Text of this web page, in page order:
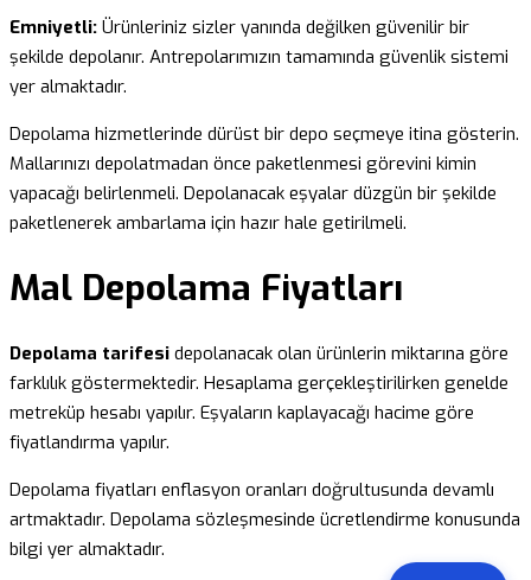
Emniyetli: Ürünleriniz sizler yanında değilken güvenilir bir
şekilde depolanır. Antrepolarımızın tamamında güvenlik sistemi
yer almaktadır.
Depolama hizmetlerinde dürüst bir depo seçmeye itina gösterin.
Mallarınızı depolatmadan önce paketlenmesi görevini kimin
yapacağı belirlenmeli. Depolanacak eşyalar düzgün bir şekilde
paketlenerek ambarlama için hazır hale getirilmeli.
Mal Depolama Fiyatları
Depolama tarifesi depolanacak olan ürünlerin miktarına göre
farklılık göstermektedir. Hesaplama gerçekleştirilirken genelde
metreküp hesabı yapılır. Eşyaların kaplayacağı hacime göre
fiyatlandırma yapılır.
Depolama fiyatları enflasyon oranları doğrultusunda devamlı
artmaktadır. Depolama sözleşmesinde ücretlendirme konusunda
bilgi yer almaktadır.